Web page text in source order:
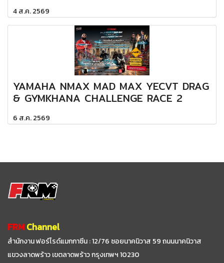
4 ส.ค. 2569
YAMAHA NMAX MAD MAX YECVT DRAG
& GYMKHANA CHALLENGE RACE 2
6 ส.ค. 2569
FRMChannel
สำนักงาน ฟอร์ไรด์แมกกาซีน : 12/76 ซอยนาคนิวาส 59ถนนนาคนิวาส
แขวงลาดพร้าว เขตลาดพร้าว กรุงเทพฯ 10230